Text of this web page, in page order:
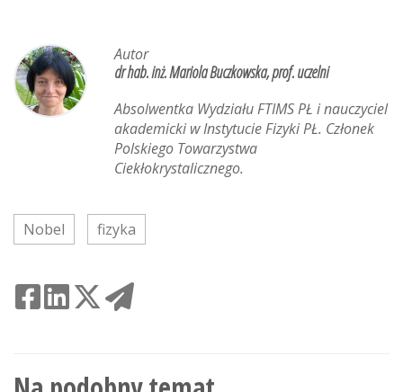
Autor
dr hab. inż. Mariola Buczkowska, prof. uczelni
Absolwentka Wydziału FTIMS PŁ i nauczyciel
akademicki w Instytucie Fizyki PŁ. Członek
Polskiego Towarzystwa
Ciekłokrystalicznego.
Nobel fizyka